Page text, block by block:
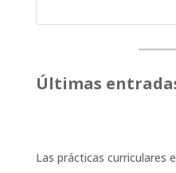
Últimas
Las prácticas curriculares